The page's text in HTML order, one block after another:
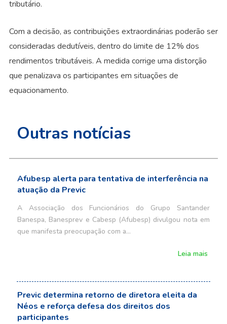
tributário.
Com a decisão, as contribuições extraordinárias poderão ser
consideradas dedutíveis, dentro do limite de 12% dos
rendimentos tributáveis. A medida corrige uma distorção
que penalizava os participantes em situações de
equacionamento.
Outras notícias
Afubesp alerta para tentativa de interferência na
atuação da Previc
A Associação dos Funcionários do Grupo Santander
Banespa, Banesprev e Cabesp (Afubesp) divulgou nota em
que manifesta preocupação com a…
Leia mais
Previc determina retorno de diretora eleita da
Néos e reforça defesa dos direitos dos
participantes